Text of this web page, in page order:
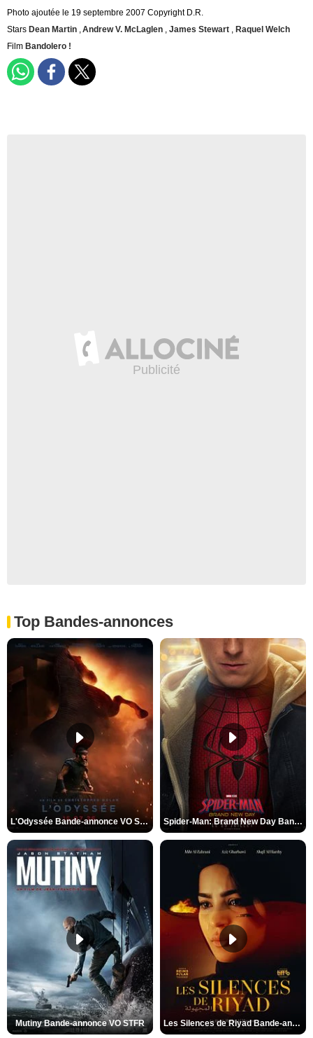
Photo ajoutée le 19 septembre 2007 Copyright D.R.
Stars Dean Martin ,Andrew V. McLaglen , James Stewart , Raquel Welch
Film Bandolero !
Top Bandes-annonces
L'Odyssée Bande-annonce VO STFR Spider-Man: Brand New Day Bande-annonce VO STFR
Mutiny Bande-annonce VO STFR Les Silences de Riyad Bande-annonce VO STFR